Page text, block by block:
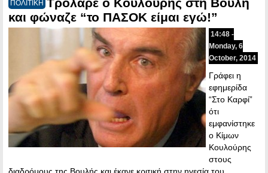
ΠΟΛΙΤΙΚΗ
και φώναζε “το ΠΑΣΟΚ είμαι εγώ!”
14:48 -
Monday, 6
October, 2014
Γράφει η
εφημερίδα
“Στο Καρφί”
ότι
εμφανίστηκε
ο Κίμων
Κουλούρης
στους
διαδρόμους της Βουλής και έκανε κριτική στην ηγεσία του…